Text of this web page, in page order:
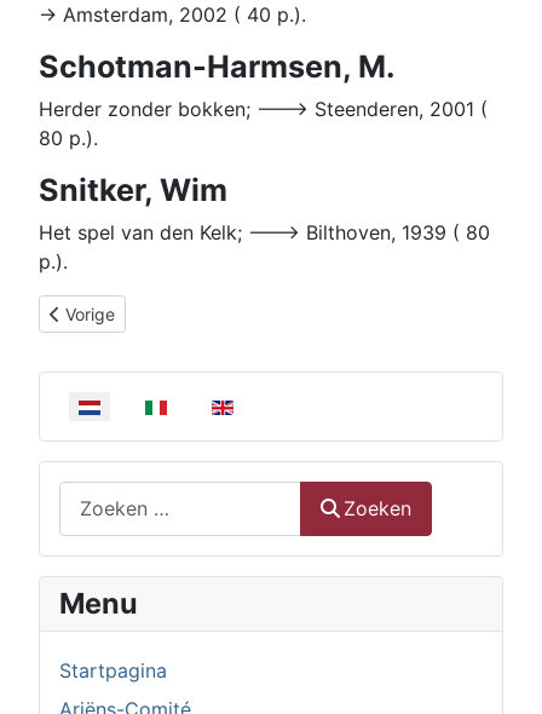
Selecteer de taal
Zoeken
Menu
Startpagina
Ariëns-Comité
-> Amsterdam, 2002 ( 40 p.).
Schotman-Harmsen, M.
Herder zonder bokken; ---> Steenderen, 2001 (
80 p.).
Snitker, Wim
Het spel van den Kelk; ---> Bilthoven, 1939 ( 80
p.).
Vorig artikel: Geschiedenis van Alphons Ariëns
Vorige